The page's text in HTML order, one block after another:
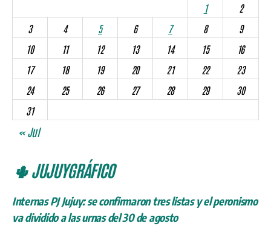
1
2
3
4 5 6 7 8
9
10
11 12 13 14 15
16
17
18 19 20 21 22
23
24
25 26 27 28 29
30
31
« Jul
🌵 JUJUYGRÁFICO
Internas PJ Jujuy: se confirmaron tres listas y el peronismo
va dividido a las urnas del 30 de agosto